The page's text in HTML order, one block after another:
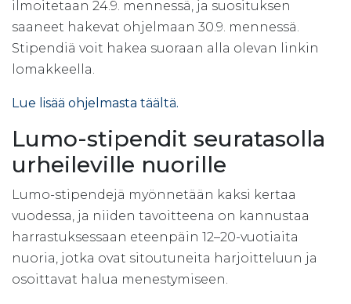
ilmoitetaan 24.9. mennessä, ja suosituksen
saaneet hakevat ohjelmaan 30.9. mennessä.
Stipendiä voit hakea suoraan alla olevan linkin
lomakkeella.
Lue lisää ohjelmasta täältä.
Lumo-stipendit seuratasolla
urheileville nuorille
Lumo-stipendejä myönnetään kaksi kertaa
vuodessa, ja niiden tavoitteena on kannustaa
harrastuksessaan eteenpäin 12–20-vuotiaita
nuoria, jotka ovat sitoutuneita harjoitteluun ja
osoittavat halua menestymiseen.